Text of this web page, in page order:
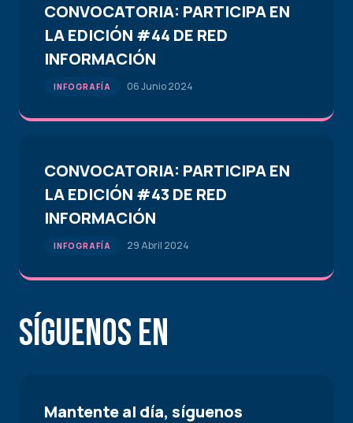
CONVOCATORIA: PARTICIPA EN
LA EDICIÓN #44 DE RED
INFORMACIÓN
INFOGRAFÍA 06 Junio 2024
CONVOCATORIA: PARTICIPA EN
LA EDICIÓN #43 DE RED
INFORMACIÓN
INFOGRAFÍA 29 Abril 2024
Síguenos en
Mantente al día, síguenos